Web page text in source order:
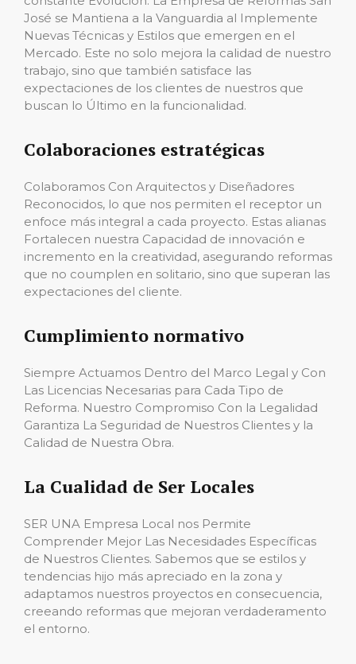
José se Mantiena a la Vanguardia al Implemente
Nuevas Técnicas y Estilos que emergen en el
Mercado. Este no solo mejora la calidad de nuestro
trabajo, sino que también satisface las
expectaciones de los clientes de nuestros que
buscan lo Último en la funcionalidad.
Colaboraciones estratégicas
Colaboramos Con Arquitectos y Diseñadores
Reconocidos, lo que nos permiten el receptor un
enfoce más integral a cada proyecto. Estas alianas
Fortalecen nuestra Capacidad de innovación e
incremento en la creatividad, asegurando reformas
que no coumplen en solitario, sino que superan las
expectaciones del cliente.
Cumplimiento normativo
Siempre Actuamos Dentro del Marco Legal y Con
Las Licencias Necesarias para Cada Tipo de
Reforma. Nuestro Compromiso Con la Legalidad
Garantiza La Seguridad de Nuestros Clientes y la
Calidad de Nuestra Obra.
La Cualidad de Ser Locales
SER UNA Empresa Local nos Permite
Comprender Mejor Las Necesidades Específicas
de Nuestros Clientes. Sabemos que se estilos y
tendencias hijo más apreciado en la zona y
adaptamos nuestros proyectos en consecuencia,
creeando reformas que mejoran verdaderamento
el entorno.